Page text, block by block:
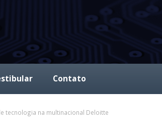
Contato
tecnologia na multinacional Deloitte